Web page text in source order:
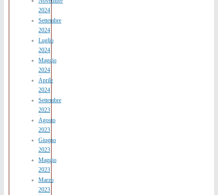
2024
Settembre
2024
Luglio
2024
Maggio
2024
Aprile
2024
Settembre
2023
Agosto
2023
Giugno
2023
Maggio
2023
Marzo
2023